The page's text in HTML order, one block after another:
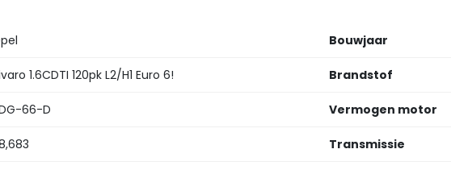
1.6CDTI 120pk L2/H1 Euro 6!
66-D
Bouwjaar
Brandstof
Vermogen motor
Transmissie